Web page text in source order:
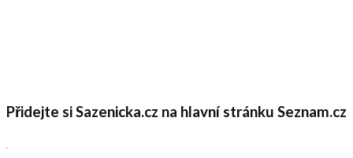
Přidejte si Sazenicka.cz na hlavní stránku Seznam.cz